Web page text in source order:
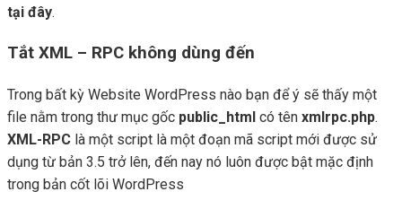
tại đây.
Tắt XML – RPC không dùng đến
Trong bất kỳ Website WordPress nào bạn để ý sẽ thấy một
file nằm trong thư mục gốc public_html có tên xmlrpc.php.
XML-RPC là một script là một đoạn mã script mới được sử
dụng từ bản 3.5 trở lên, đến nay nó luôn được bật mặc định
trong bản cốt lõi WordPress